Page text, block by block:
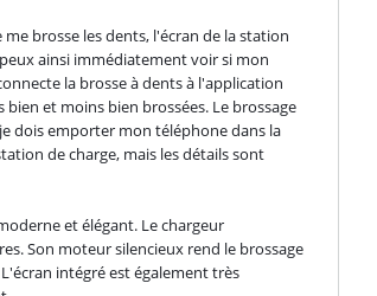
brosse les dents, l'écran de la station
ainsi immédiatement voir si mon
la brosse à dents à l'application
et moins bien brossées. Le brossage
dois emporter mon téléphone dans la
de charge, mais les détails sont
et élégant. Le chargeur
Son moteur silencieux rend le brossage
intégré est également très